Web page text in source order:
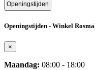
Openingstijden
Openingstijden - Winkel
×
Maandag: 08:00 - 18:00